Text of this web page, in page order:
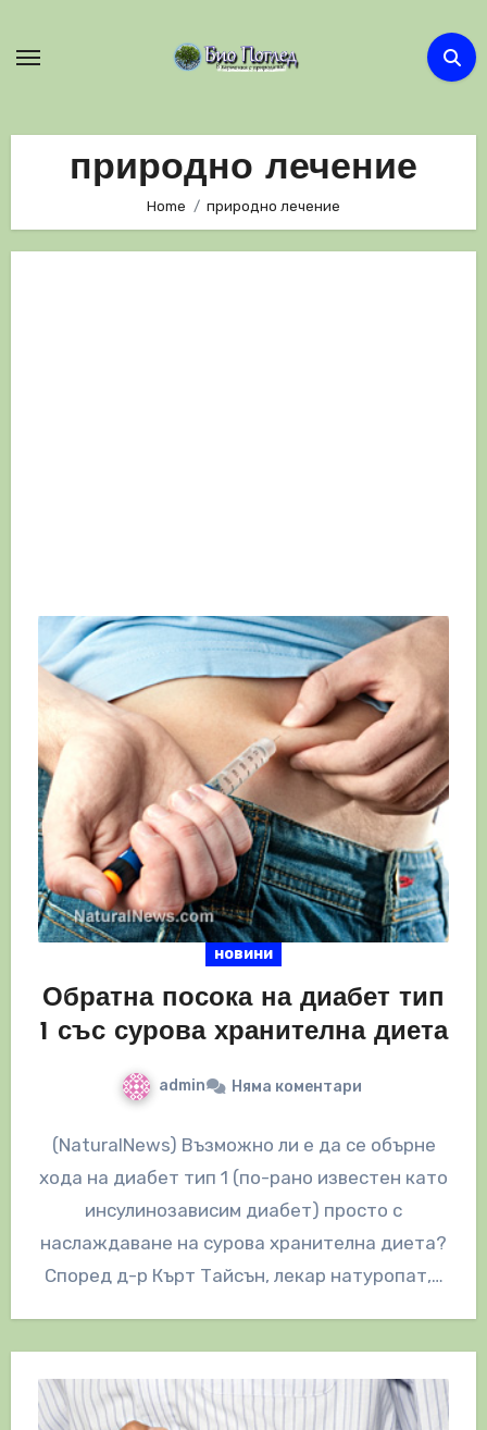
природно лечение
Home природно лечение
новини
Обратна посока на диабет тип
1 със сурова хранителна диета
admin Няма коментари
(NaturalNews) Възможно ли е да се обърне
хода на диабет тип 1 (по-рано известен като
инсулинозависим диабет) просто с
наслаждаване на сурова хранителна диета?
Според д-р Кърт Тайсън, лекар натуропат,…